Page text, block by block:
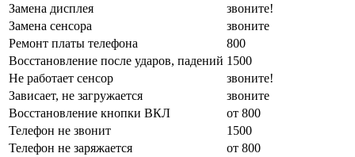
Замена дисплея
звоните!
Замена сенсора
звоните
Ремонт платы телефона
800
Восстановление после ударов, падений 1500
Не работает сенсор
звоните!
Зависает, не загружается
звоните
Восстановление кнопки ВКЛ
от 800
Телефон не звонит
1500
Телефон не заряжается
от 800